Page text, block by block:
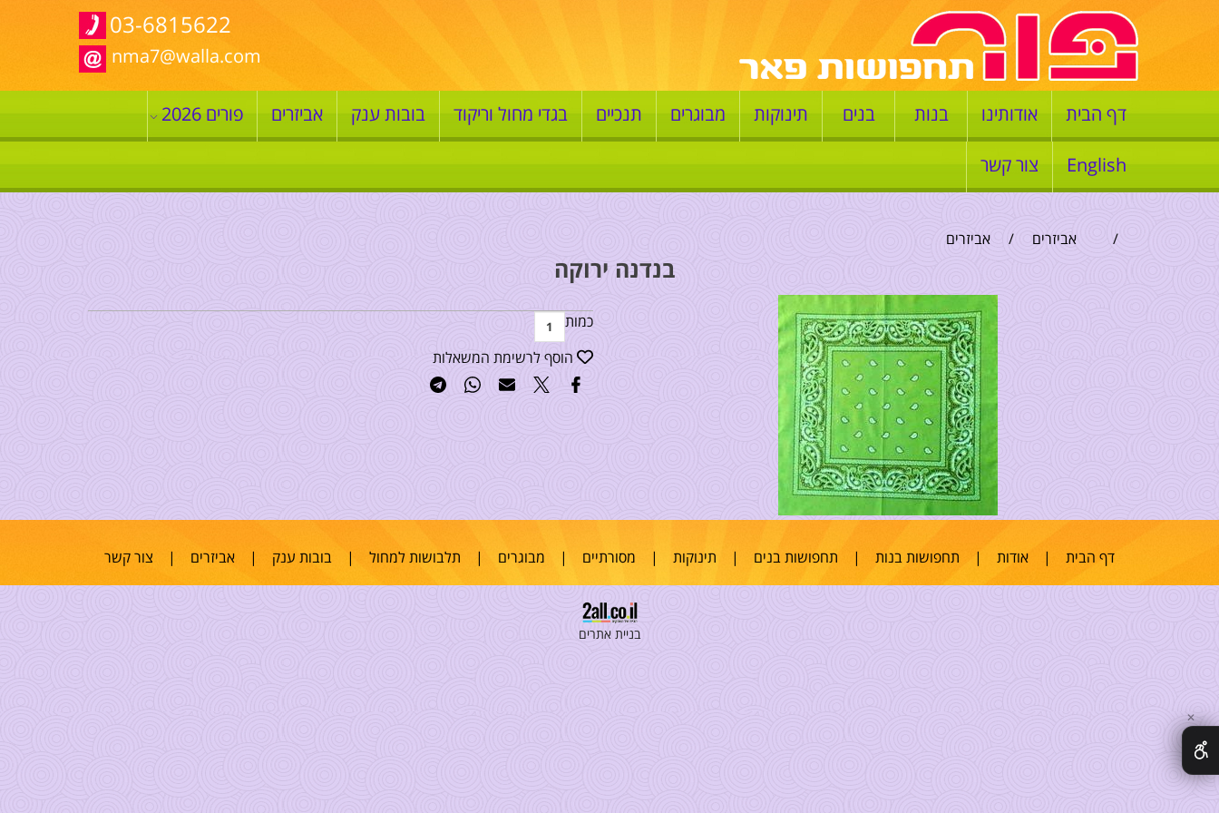
03-6815622
nma7@walla.com
דף הבית אודותינו בנות בנים תינוקות מבוגרים תנכיים בגדי מחול וריקוד בובות ענק אביזרים פורים 2026
English צור קשר
/ אביזרים / אביזרים
בנדנה ירוקה
כמות
הוסף לרשימת המשאלות
דף הבית | אודות | תחפושות בנות | תחפושות בנים | תינוקות | מסורתיים | מבוגרים | תלבושות למחול | בובות ענק | אביזרים | צור קשר
בניית אתרים
✕